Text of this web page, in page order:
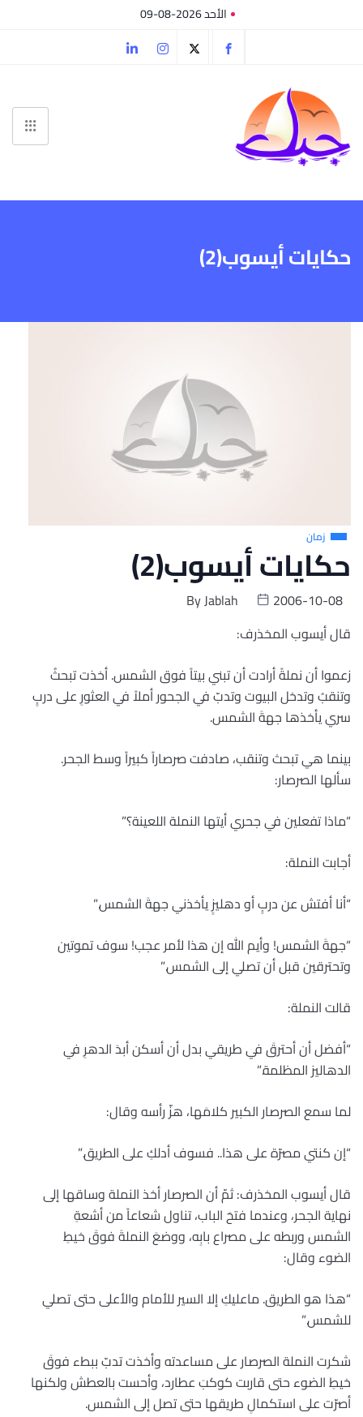
الأحد 2026-08-09
حكايات أيسوب(2)
زمان
حكايات أيسوب(2)
ByJablah
2006-10-08
قال أيسوب المخذرف:
زعموا أن نملةً أرادت أن تبني بيتاً فوق الشمس. أخذت تبحثُ
وتنقبُ وتدخل البيوت وتدبّ في الجحور أملاً في العثورِ على دربٍ
سري يأخذها جهةَ الشمس.
بينما هي تبحث وتنقب، صادفت صرصاراً كبيراً وسط الجحر.
سألها الصرصار:
“ماذا تفعلين في جحري أيتها النملة اللعينة؟”
أجابت النملة:
“أنا أفتش عن دربٍ أو دهليزٍ يأخذني جهةَ الشمس.”
“جهةَ الشمس! وأيم الله إن هذا لأمر عجب! سوف تموتين
وتحترقين قبل أن تصلي إلى الشمس.”
قالت النملة:
“أفضل أن أحترقَ في طريقي بدل أن أسكن أبدَ الدهرِ في
الدهاليز المظلمة.”
لما سمع الصرصار الكبير كلامَها، هزّ رأسه وقال:
“إن كنتي مصرّة على هذا.. فسوف أدلكِ على الطريق.”
قال أيسوب المخذرف: ثمّ أن الصرصار أخذ النملة وساقها إلى
نهاية الجحر، وعندما فتحَ الباب، تناول شعاعاً من أشعةِ
الشمس وربطه على مصراع بابِه، ووضعَ النملةَ فوقَ خيطِ
الضوء وقال:
“هذا هو الطريق. ماعليكِ إلا السير للأمام والأعلى حتى تصلي
للشمس.”
شكرت النملة الصرصار على مساعدته وأخذت تدبّ ببطء فوقَ
خيطِ الضوء حتى قاربت كوكبَ عطارد، وأحست بالعطش ولكنها
أصرّت على استكمالِ طريقها حتى تصل إلى الشمس.